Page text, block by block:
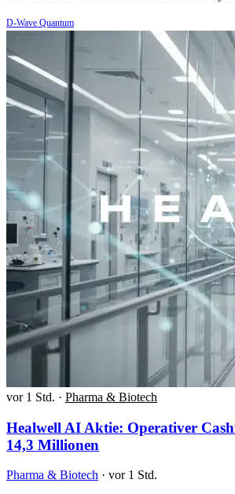
D-Wave Quantum
vor 1 Std. · Pharma & Biotech
Healwell AI Aktie: Operativer
14,3 Millionen
Pharma & Biotech · vor 1 Std.